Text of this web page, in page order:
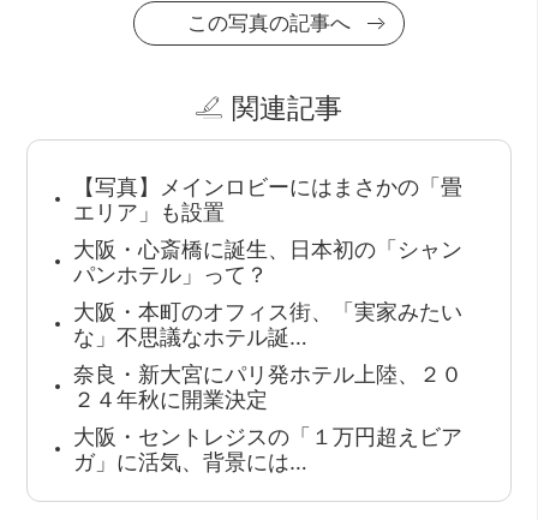
この写真の記事へ
関連記事
【写真】メインロビーにはまさかの「畳
エリア」も設置
大阪・心斎橋に誕生、日本初の「シャン
パンホテル」って？
大阪・本町のオフィス街、「実家みたい
な」不思議なホテル誕…
奈良・新大宮にパリ発ホテル上陸、２０
２４年秋に開業決定
大阪・セントレジスの「１万円超えビア
ガ」に活気、背景には…